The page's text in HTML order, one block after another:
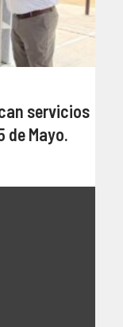
servicios
Mayo.